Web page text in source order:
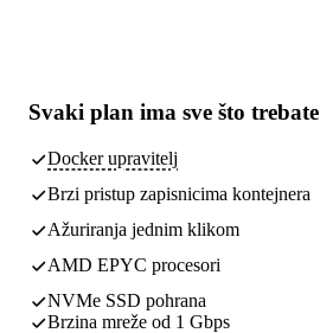
Svaki plan ima sve što trebate
Docker upravitelj
Brzi pristup zapisnicima kontejnera
Ažuriranja jednim klikom
AMD EPYC procesori
NVMe SSD pohrana
Brzina mreže od 1 Gbps